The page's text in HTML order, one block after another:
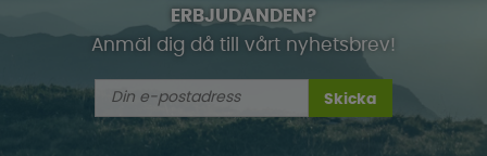
ERBJUDANDEN?
Anmäl dig då till vårt nyhetsbrev!
Skicka